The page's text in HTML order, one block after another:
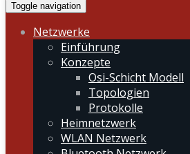
Toggle navigation
Netzwerke
Einführung
Konzepte
Osi-Schicht Modell
Topologien
Protokolle
Heimnetzwerk
WLAN Netzwerk